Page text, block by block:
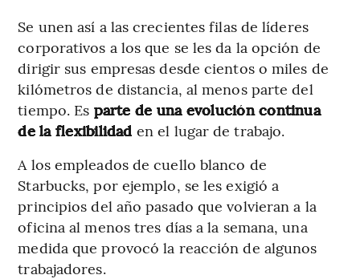
Se unen así a las crecientes filas de líderes
corporativos a los que se les da la opción de
dirigir sus empresas desde cientos o miles de
kilómetros de distancia, al menos parte del
tiempo. Es parte de una evolución continua
de la flexibilidad en el lugar de trabajo.
A los empleados de cuello blanco de
Starbucks, por ejemplo, se les exigió a
principios del año pasado que volvieran a la
oficina al menos tres días a la semana, una
medida que provocó la reacción de algunos
trabajadores.